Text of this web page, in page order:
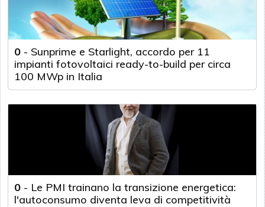
0 - Sunprime e Starlight, accordo per 11
impianti fotovoltaici ready-to-build per circa
100 MWp in Italia
0 - Le PMI trainano la transizione energetica:
l'autoconsumo diventa leva di competitività